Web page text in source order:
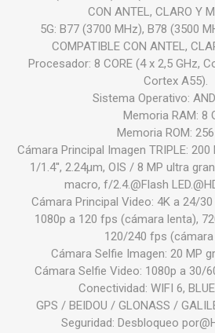
CON ANTEL, CLARO Y
5G: B77 (3700 MHz), B78 (3500
COMPATIBLE CON ANTEL,
Procesador: 8 CORE (4 x 2,5 GHz,
Cortex A55).
Sistema Operativo:
Memoria RAM: 8
Memoria ROM: 256
Cámara Principal Imagen TRIPLE:
1/1.4'', 2.24µm, OIS / 8 MP ultra
macro, f/2.4.@Flash
Cámara Principal Video: 4K a 24/
1080p a 120 fps (cámara lenta),
120/240 fps (cámara
Cámara Selfie Imagen: 20 MP
Cámara Selfie Video: 1080p a 30/
Conectividad: WIFI 6,
GPS / BEIDOU / GLONASS /
Seguridad: Desbloqueo